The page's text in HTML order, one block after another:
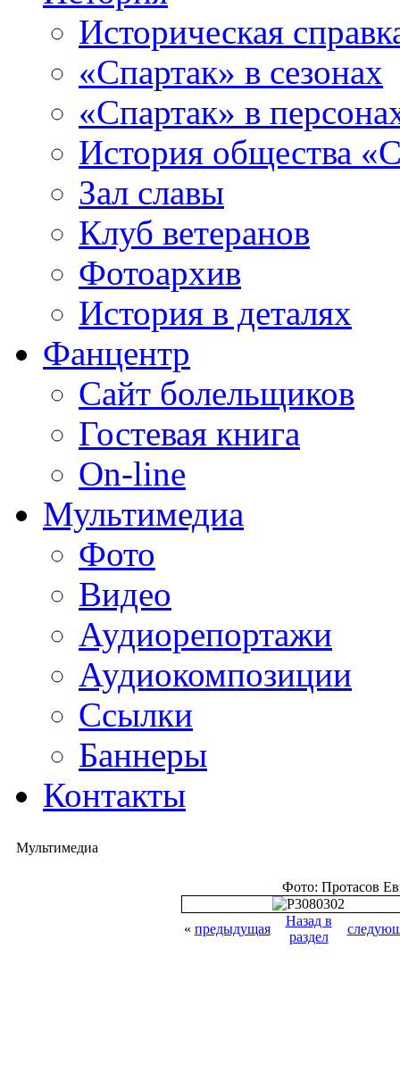
Историческая
«Спартак» в сезонах
«Спартак» в
История общества
Зал славы
Клуб ветеранов
Фотоархив
История в деталях
Фанцентр
Сайт болельщиков
Гостевая книга
On-line
Мультимедиа
Фото
Видео
Аудиорепортажи
Аудиокомпозиции
Ссылки
Баннеры
Контакты
Мультимедиа
Фото: Протасов
« предыдущая
Назад в
раздел